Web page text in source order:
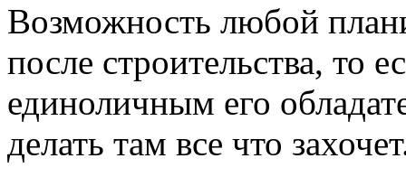
Возможность любой
после строительства, то
единоличным его
делать там все что